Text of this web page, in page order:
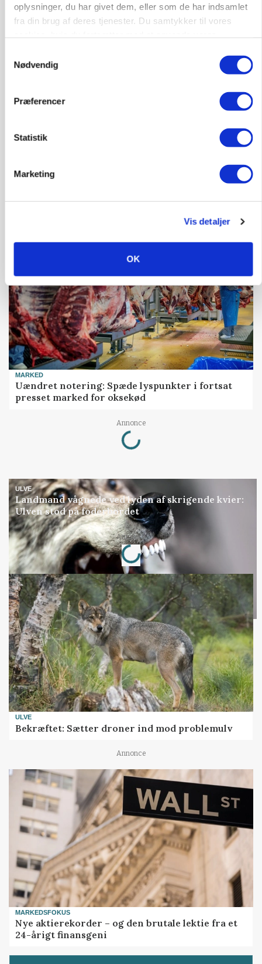
oplysninger, du har givet dem, eller som de har indsamlet
fra din brug af deres tjenester. Du samtykker til vores
Nødvendig
Præferencer
Statistik
Marketing
Vis detaljer
OK
PLANTER
Før såmaskinen kører: Her er efterårets største
skadedyrsrisici
Grisebestanden stiger trods svagere
MARKED
Uændret notering: Spæde lyspunkter i fortsat
presset marked for oksekød
Annonce
Loading...
ULVE
Landmand vågnede ved lyden af skrigende kvier:
Ulven stod på foderbordet
Annonce
Loading...
ULVE
Bekræftet: Sætter droner ind mod problemulv
Annonce
MARKEDSFOKUS
Nye aktierekorder – og den brutale lektie fra et
24-årigt finansgeni